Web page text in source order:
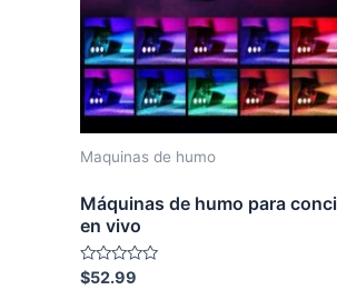
Maquinas de humo
Máquinas de humo para
en vivo
Rated
0
$52.99